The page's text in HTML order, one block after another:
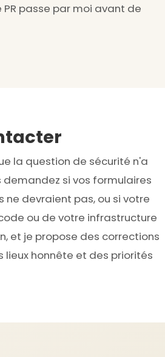
passe par moi avant de
la question de sécurité n'a
si vos formulaires
ne devraient pas, ou si votre
ou de votre infrastructure
et je propose des corrections
lieux honnête et des priorités